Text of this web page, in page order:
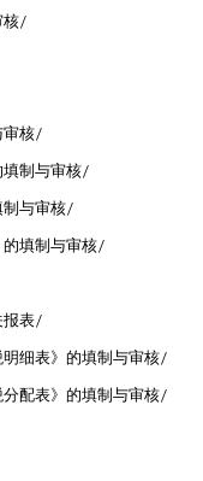
核/
审核/
制与审核/
与审核/
填制与审核/
报表/
细表》的填制与审核/
配表》的填制与审核/